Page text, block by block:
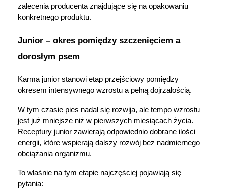
zalecenia producenta znajdujące się na opakowaniu
konkretnego produktu.
Junior – okres pomiędzy szczenięciem a
dorosłym psem
Karma junior stanowi etap przejściowy pomiędzy
okresem intensywnego wzrostu a pełną dojrzałością.
W tym czasie pies nadal się rozwija, ale tempo wzrostu
jest już mniejsze niż w pierwszych miesiącach życia.
Receptury junior zawierają odpowiednio dobrane ilości
energii, które wspierają dalszy rozwój bez nadmiernego
obciążania organizmu.
To właśnie na tym etapie najczęściej pojawiają się
pytania: